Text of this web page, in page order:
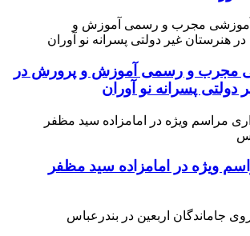
مجرب و رسمی آموزش و پرورش در
دولتی پسرانه نو آوران
ویژه در امامزاده سید مظفر